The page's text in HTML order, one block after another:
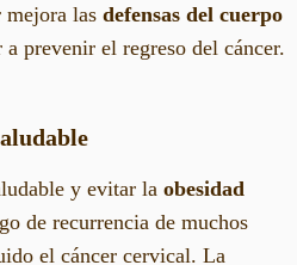
las defensas del cuerpo
a prevenir el regreso del cáncer.
y evitar la obesidad
de recurrencia de muchos
el cáncer cervical. La